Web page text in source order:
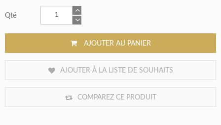
Qté
AJOUTER AU PANIER
AJOUTER À LA LISTE DE SOUHAITS
COMPAREZ CE PRODUIT